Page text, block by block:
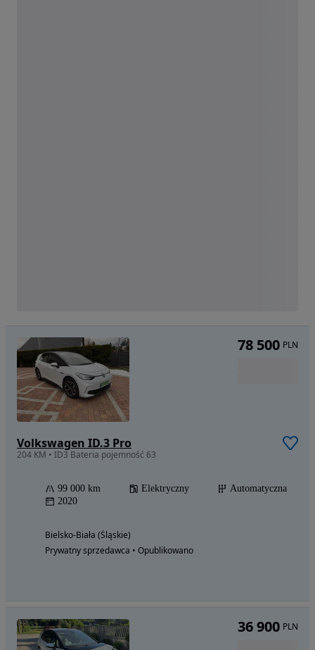
Volkswagen ID.3 Pro
204 KM • ID3 Bateria pojemność 63
99 000 km Elektryczny
Automatyczna
2020
Bielsko-Biała (Śląskie)
Prywatny sprzedawca • Opublikowano
78 500 PLN
36 900 PLN